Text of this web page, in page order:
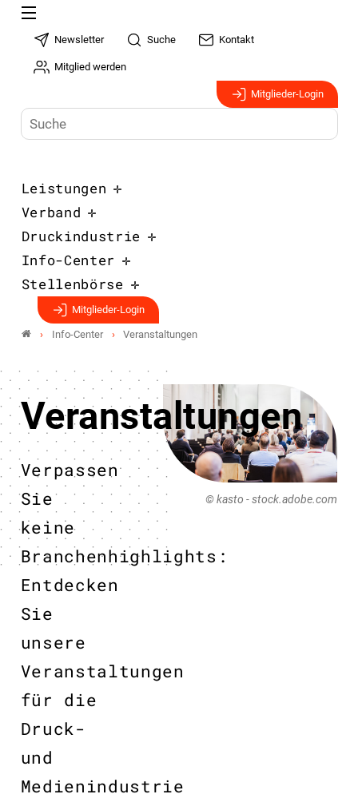
Newsletter Suche Kontakt
Mitglied werden
Mitglieder-Login
Leistungen
Verband
Druckindustrie
Info-Center
Stellenbörse
Mitglieder-Login
Info-Center Veranstaltungen
Veranstaltungen
Verpassen
Sie
keine
Branchenhighlights:
Entdecken
Sie
unsere
Veranstaltungen
für die
Druck-
und
Medienindustrie
© kasto - stock.adobe.com